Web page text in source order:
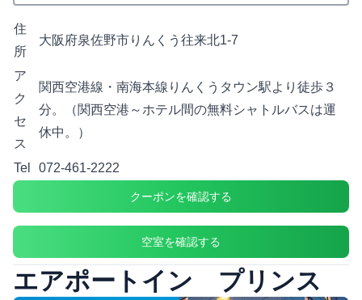
住
所
大阪府泉佐野市りんくう往来北1-7
ア
ク
セ
ス
関西空港線・南海本線りんくうタウン駅より徒歩３
分。（関西空港～ホテル間の無料シャトルバスは運
休中。）
Tel 072-461-2222
クーポンを確認する
空室を確認する
エアポートイン プリンス